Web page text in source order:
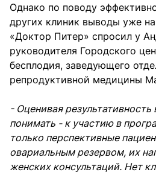
Однако по поводу
других клиник выводы уже
«Доктор Питер» спросил у
руководителя Городского
бесплодия, заведующего
репродуктивной медицины
- Оценивая
понимать - к участию в
только перспективные
овариальным резервом, их
женских консультаций. Нет